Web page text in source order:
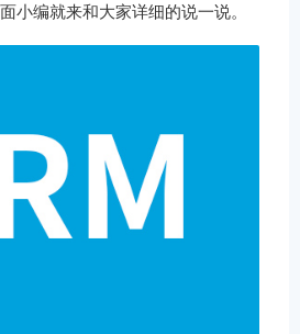
小编就来和大家详细的说一说。